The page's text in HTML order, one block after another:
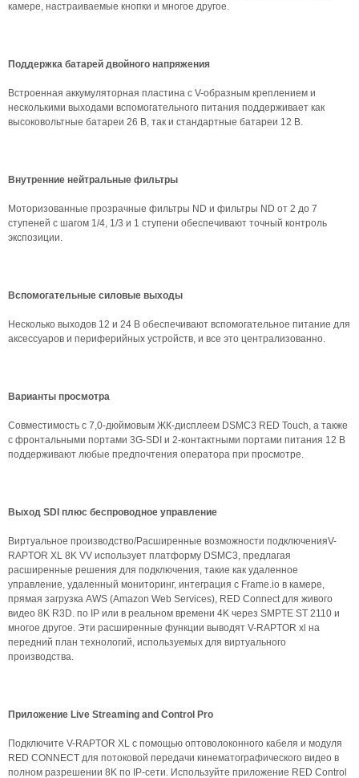
камере, настраиваемые кнопки и многое другое.
Поддержка батарей двойного напряжения
Встроенная аккумуляторная пластина с V-образным креплением и
несколькими выходами вспомогательного питания поддерживает как
высоковольтные батареи 26 В, так и стандартные батареи 12 В.
Внутренние нейтральные фильтры
Моторизованные прозрачные фильтры ND и фильтры ND от 2 до 7
ступеней с шагом 1/4, 1/3 и 1 ступени обеспечивают точный контроль
экспозиции.
Вспомогательные силовые выходы
Несколько выходов 12 и 24 В обеспечивают вспомогательное питание для
аксессуаров и периферийных устройств, и все это централизованно.
Варианты просмотра
Совместимость с 7,0-дюймовым ЖК-дисплеем DSMC3 RED Touch, а также
с фронтальными портами 3G-SDI и 2-контактными портами питания 12 В
поддерживают любые предпочтения оператора при просмотре.
Выход SDI плюс беспроводное управление
Виртуальное производство/Расширенные возможности подключенияV-
RAPTOR XL 8K VV использует платформу DSMC3, предлагая
расширенные решения для подключения, такие как удаленное
управление, удаленный мониторинг, интеграция с Frame.io в камере,
прямая загрузка AWS (Amazon Web Services), RED Connect для живого
видео 8K R3D. по IP или в реальном времени 4K через SMPTE ST 2110 и
многое другое. Эти расширенные функции выводят V-RAPTOR xl на
передний план технологий, используемых для виртуального
производства.
Приложение Live Streaming and Control Pro
Подключите V-RAPTOR XL с помощью оптоволоконного кабеля и модуля
RED CONNECT для потоковой передачи кинематографического видео в
полном разрешении 8K по IP-сети. Используйте приложение RED Control